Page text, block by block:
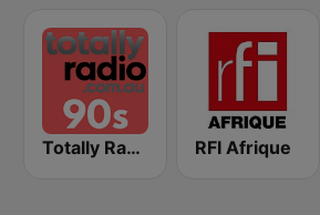
Totally Radio 90s RFI Afrique